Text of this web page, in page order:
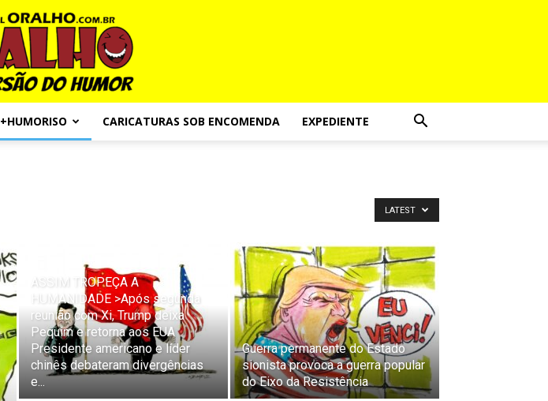
Portal
Ralho
+HUMORISO CARICATURAS SOB ENCOMENDA EXPEDIENTE
LATEST
ASSIM TROPEÇA A
HUMANIDADE >Após segunda
reunião com Xi, Trump deixa
Pequim e retorna aos EUA
Presidente americano e líder
chinês debateram divergências
e...
Guerra permanente do Estado
sionista provoca a guerra popular
do Eixo da Resistência